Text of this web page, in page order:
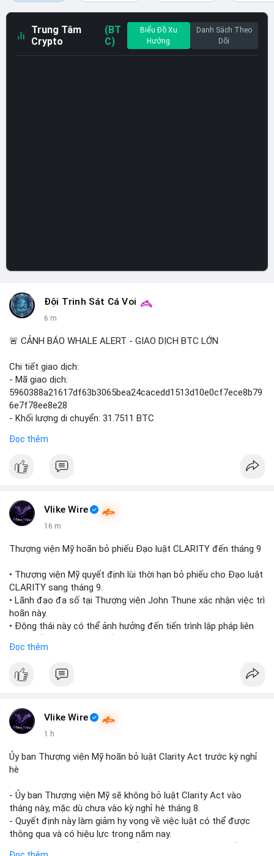
Trung Tâm
Crypto
(BT
C)
Biểu Đồ Xu
Hướng
Danh Sách Theo
Dõi
Đội Trinh Sát Cá Voi
6 m
🚨 CẢNH BÁO WHALE ALERT - GIAO DỊCH BTC LỚN
Chi tiết giao dịch:
- Mã giao dịch:
5960388a21617df63b3065bea24cacedd1513d10e0cf7ece8b79
6e7f78ee8e28
- Khối lượng di chuyển: 31.7511 BTC
USD)
Đọc thêm
Vlike Wire
16 m
Thượng viện Mỹ hoãn bỏ phiếu Đạo luật CLARITY đến tháng 9
• Thượng viện Mỹ quyết định lùi thời hạn bỏ phiếu cho Đạo luật
CLARITY sang tháng 9.
• Lãnh đạo đa số tại Thượng viện John Thune xác nhận việc trì
hoãn này.
• Động thái này có thể ảnh hưởng đến tiến trình lập pháp liên
📰 Nguồn: Cointelegraph
Đọc thêm
Vlike Wire
1 h
Ủy ban Thượng viện Mỹ hoãn bỏ luật Clarity Act trước kỳ nghỉ
hè
- Ủy ban Thượng viện Mỹ sẽ không bỏ luật Clarity Act vào
tháng này, mặc dù chưa vào kỳ nghỉ hè tháng 8.
- Quyết định này làm giảm hy vọng về việc luật có thể được
thông qua và có hiệu lực trong năm nay.